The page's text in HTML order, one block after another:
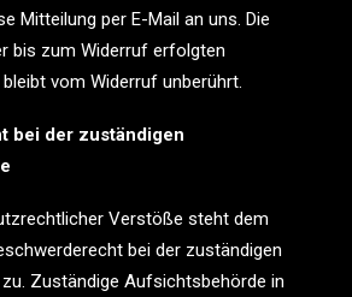
Mitteilung per E-Mail an uns. Die
bis zum Widerruf erfolgten
vom Widerruf unberührt.
bei der zuständigen
Verstöße steht dem
bei der zuständigen
Zuständige Aufsichtsbehörde in